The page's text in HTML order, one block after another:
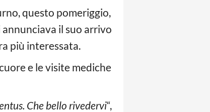
questo pomeriggio,
annunciava il suo arrivo
più interessata.
e le visite mediche
Che bello rivedervi“,